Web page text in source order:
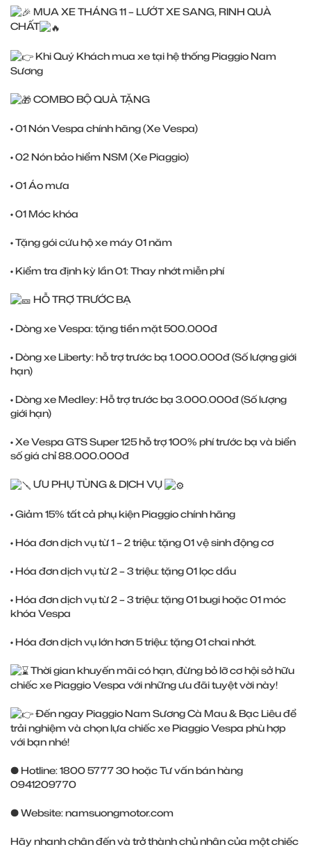
MUA XE THÁNG 11 – LƯỚT XE SANG, RINH QUÀ
CHẤT
Khi Quý Khách mua xe tại hệ thống Piaggio Nam
Sương
COMBO BỘ QUÀ TẶNG
• 01 Nón Vespa chính hãng (Xe Vespa)
• 02 Nón bảo hiểm NSM (Xe Piaggio)
• 01 Áo mưa
• 01 Móc khóa
• Tặng gói cứu hộ xe máy 01 năm
• Kiểm tra định kỳ lần 01: Thay nhớt miễn phí
HỖ TRỢ TRƯỚC BẠ
• Dòng xe Vespa: tặng tiền mặt 500.000đ
• Dòng xe Liberty: hỗ trợ trước bạ 1.000.000đ (Số lượng giới
hạn)
• Dòng xe Medley: Hỗ trợ trước bạ 3.000.000đ (Số lượng
giới hạn)
• Xe Vespa GTS Super 125 hỗ trợ 100% phí trước bạ và biển
số giá chỉ 88.000.000đ
ƯU PHỤ TÙNG & DỊCH VỤ
• Giảm 15% tất cả phụ kiện Piaggio chính hãng
• Hóa đơn dịch vụ từ 1 – 2 triệu: tặng 01 vệ sinh động cơ
• Hóa đơn dịch vụ từ 2 – 3 triệu: tặng 01 lọc dầu
• Hóa đơn dịch vụ từ 2 – 3 triệu: tặng 01 bugi hoặc 01 móc
khóa Vespa
• Hóa đơn dịch vụ lớn hơn 5 triệu: tặng 01 chai nhớt.
Thời gian khuyến mãi có hạn, đừng bỏ lỡ cơ hội sở hữu
chiếc xe Piaggio Vespa với những ưu đãi tuyệt vời này!
Đến ngay Piaggio Nam Sương Cà Mau & Bạc Liêu để
trải nghiệm và chọn lựa chiếc xe Piaggio Vespa phù hợp
với bạn nhé!
● Hotline: 1800 5777 30 hoặc Tư vấn bán hàng
0941209770
● Website:namsuongmotor.com
Hãy nhanh chân đến và trở thành chủ nhân của một chiếc